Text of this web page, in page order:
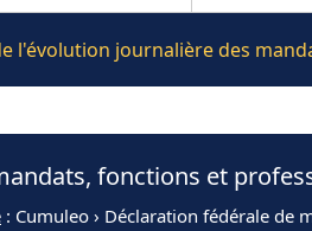
l'évolution journalière des
fonctions et
: Cumuleo › Déclaration fédérale de